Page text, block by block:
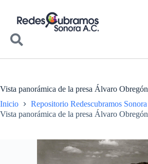
Vista panorámica de la presa Álvaro Obregón
Inicio
Repositorio Redescubramos Sonora
Vista panorámica de la presa Álvaro Obregón